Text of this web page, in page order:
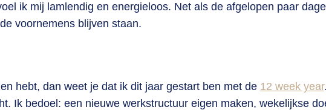
ik mij lamlendig en energieloos. Net als de afgelopen paar
voornemens blijven staan.
hebt, dan weet je dat ik dit jaar gestart ben met de 12 week year
Ik bedoel: een nieuwe werkstructuur eigen maken, wekelijkse